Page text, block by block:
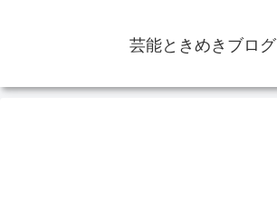
芸能ときめきブログ